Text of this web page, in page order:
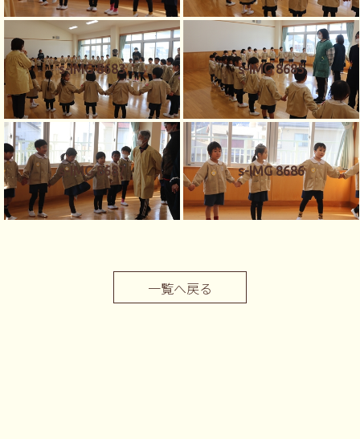
s-IMG 8683 s-IMG 8685
s-IMG 8687 s-IMG 8686
一覧へ戻る